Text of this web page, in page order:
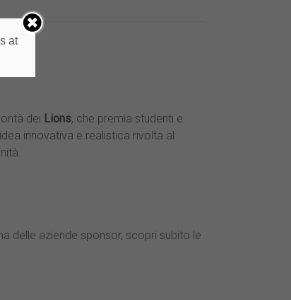
dei Lions, che premia studenti e
innovativa e realistica rivolta al
delle aziende sponsor, scopri subito le
at